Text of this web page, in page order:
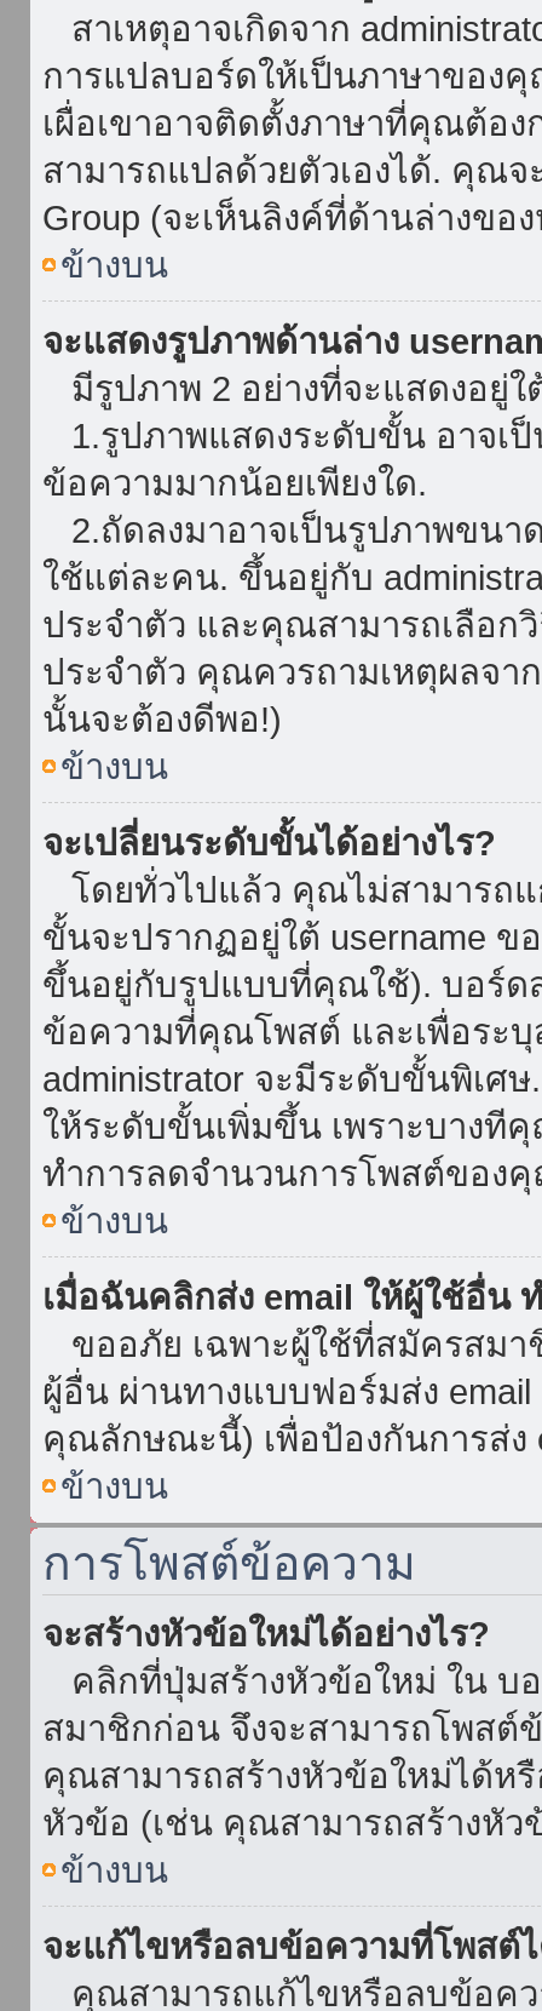
สาเหตุอาจเกิดจาก
การแปลบอร์ดให้เป็นภาษาของ
เผื่อเขาอาจติดตั้งภาษาที่คุณต้อ
สามารถแปลด้วยตัวเองได้. คุณจ
Group (จะเห็นลิงค์ที่ด้านล่างขอ
ข้างบน
จะแสดงรูปภาพด้านล่าง
มีรูปภาพ 2 อย่างที่จะแสดงอยู่ใ
1.รูปภาพแสดงระดับขั้น อาจเ
ข้อความมากน้อยเพียงใด.
2.ถัดลงมาอาจเป็นรูปภาพขนา
ใช้แต่ละคน. ขึ้นอยู่กับ
ประจำตัว และคุณสามารถเลือก
ประจำตัว คุณควรถามเหตุผลจา
นั้นจะต้องดีพอ!)
ข้างบน
จะเปลี่ยนระดับขั้นได้อย่างไร?
โดยทั่วไปแล้ว คุณไม่สามารถ
ขั้นจะปรากฏอยู่ใต้ username
ขึ้นอยู่กับรูปแบบที่คุณใช้). บอร์ด
ข้อความที่คุณโพสต์ และเพื่อระบุ
administrator จะมีระดับขั้นพิเศ
ให้ระดับขั้นเพิ่มขึ้น เพราะบางที
ทำการลดจำนวนการโพสต์ของ
ข้างบน
เมื่อฉันคลิกส่ง email ให้ผู้ใช้อื่น
ขออภัย เฉพาะผู้ใช้ที่สมัครสมา
ผู้อื่น ผ่านทางแบบฟอร์มส่ง
คุณลักษณะนี้) เพื่อป้องกันการส่ง
ข้างบน
การโพสต์ข้อความ
จะสร้างหัวข้อใหม่ได้อย่างไร?
คลิกที่ปุ่มสร้างหัวข้อใหม่ ใน บ
สมาชิกก่อน จึงจะสามารถโพส
คุณสามารถสร้างหัวข้อใหม่ได้ห
หัวข้อ (เช่น คุณสามารถสร้างหั
ข้างบน
จะแก้ไขหรือลบข้อความที่โพสต์ไ
คุณสามารถแก้ไขหรือลบข้อคว